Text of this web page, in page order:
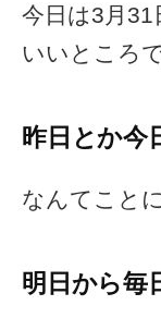
今日は3月
いいところで
昨日とか今
なんてこと
明日から毎